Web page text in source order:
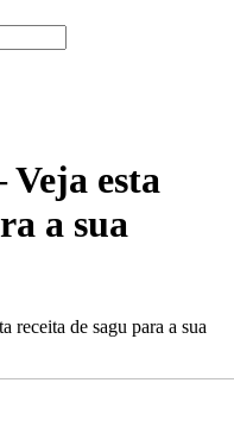
Veja esta
a sua
receita de sagu para a sua